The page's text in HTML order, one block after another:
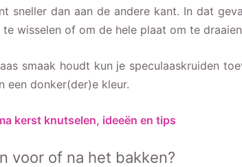
sneller dan aan de andere kant. In dat
wisselen of om de hele plaat om te
smaak houdt kun je speculaaskruiden
een donker(der)e kleur.
kerst knutselen, ideeën en tips
voor of na het bakken?